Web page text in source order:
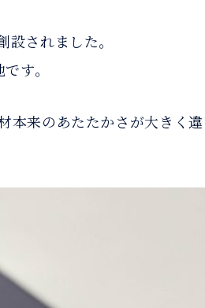
されました。
す。
来のあたたかさが大きく違